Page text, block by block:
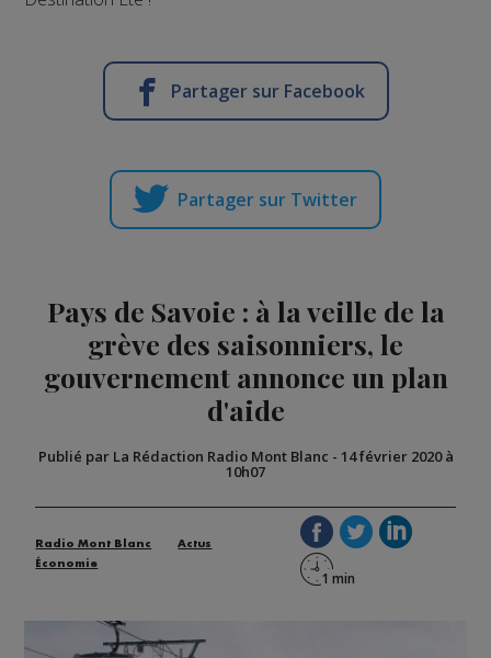
Partager sur Facebook
Partager sur Twitter
Pays de Savoie : à la veille de la
grève des saisonniers, le
gouvernement annonce un plan
d'aide
Publié par La Rédaction Radio Mont Blanc - 14 février 2020 à
10h07
Radio Mont Blanc
Actus
Économie